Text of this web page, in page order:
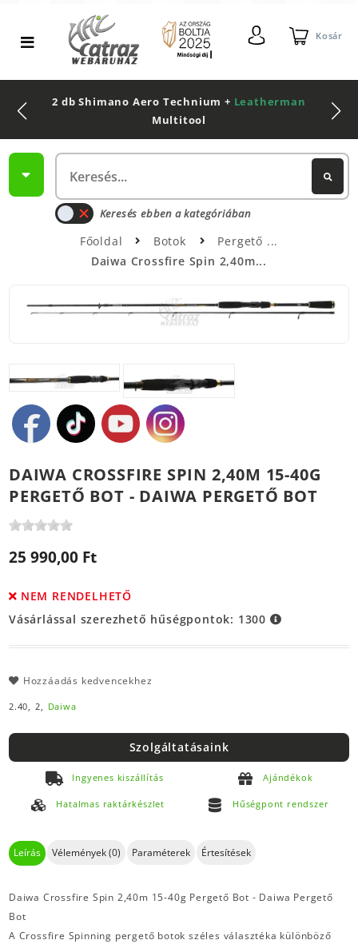
Kosár
2 db Shimano Aero Technium + Leatherman
Multitool
Keresés ebben a kategóriában
Főoldal Botok
Pergető
Daiwa Crossfire Spin 2,40m...
DAIWA CROSSFIRE SPIN 2,40M 15-40G
PERGETŐ BOT - DAIWA PERGETŐ BOT
25 990,00 Ft
NEM RENDELHETŐ
Vásárlással szerezhető hűségpontok: 1300
Hozzáadás kedvencekhez
2.40, 2, Daiwa
Szolgáltatásaink
Ingyenes kiszállítás Ajándékok
Hatalmas raktárkészlet Hűségpont rendszer
Leírás Vélemények (0) Paraméterek Értesítések
Daiwa Crossfire Spin 2,40m 15-40g Pergető Bot - Daiwa Pergető
Bot
A Crossfire Spinning pergető botok széles választéka különböző